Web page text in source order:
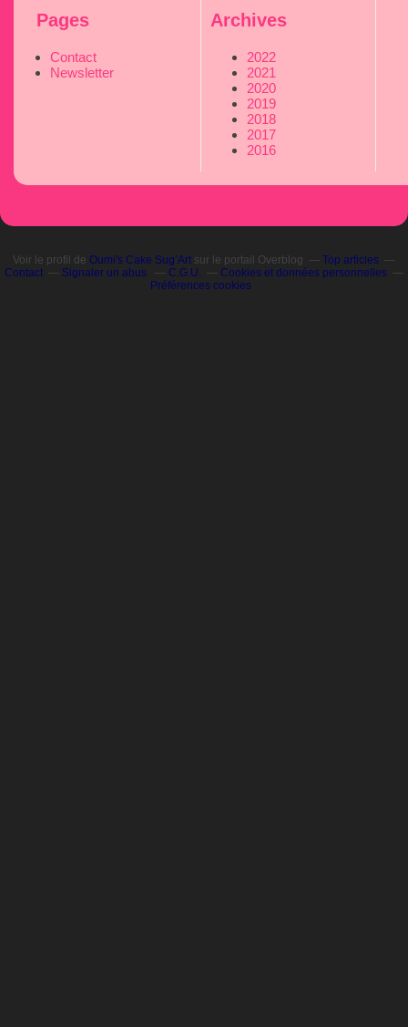
Pages
Contact
Newsletter
Archives
2022
2021
2020
2019
2018
2017
2016
Voir le profil de Oumi's Cake Sug’Art sur le portail Overblog
Top articles
Contact
Signaler un abus C.G.U.
Cookies et données personnelles
Préférences cookies